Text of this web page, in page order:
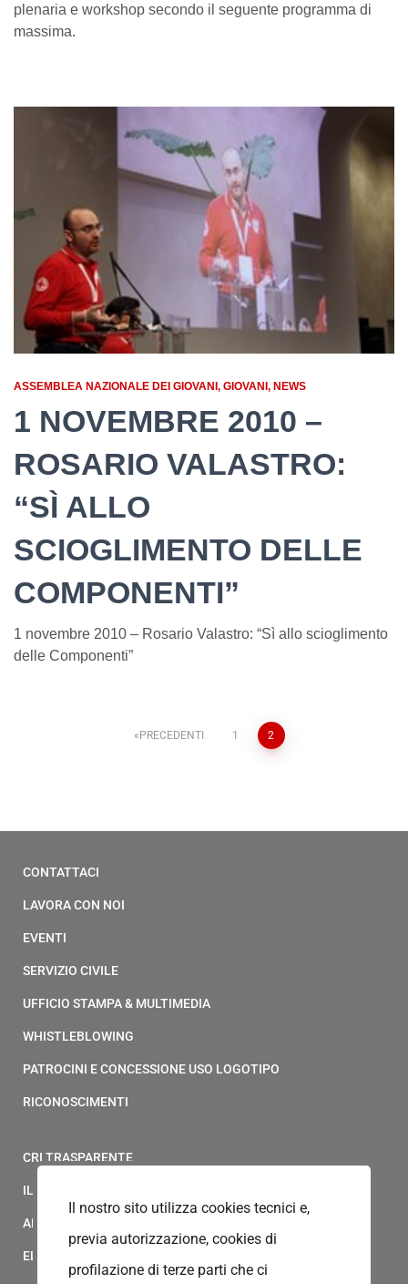
plenaria e workshop secondo il seguente programma di
massima.
ASSEMBLEA NAZIONALE DEI GIOVANI GIOVANI NEWS
1 NOVEMBRE 2010 –
ROSARIO VALASTRO:
“SÌ ALLO
SCIOGLIMENTO DELLE
COMPONENTI”
1 novembre 2010 – Rosario Valastro: “Sì allo scioglimento
delle Componenti”
PRECEDENTI 1 2
CONTATTACI
LAVORA CON NOI
EVENTI
SERVIZIO CIVILE
UFFICIO STAMPA & MULTIMEDIA
WHISTLEBLOWING
PATROCINI E CONCESSIONE USO LOGOTIPO
RICONOSCIMENTI
CRI TRASPARENTE
IL MODELLO 231 DELLA CROCE ROSSA ITALIANA
ALBO FORNITORI
ELENCO AVVOCATI
Il nostro sito utilizza cookies tecnici e,
previa autorizzazione, cookies di
profilazione di terze parti che ci